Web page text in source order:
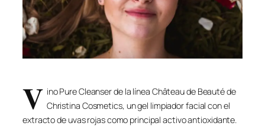
V ino Pure Cleanser de la línea Château de Beauté de
Christina Cosmetics, un gel limpiador facial con el
extracto de uvas rojas como principal activo antioxidante.